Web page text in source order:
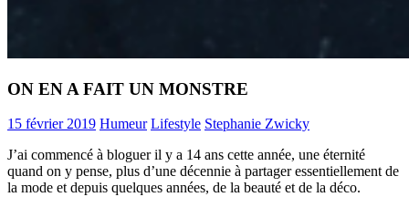
ON EN A FAIT UN MONSTRE
15 février 2019 Humeur Lifestyle Stephanie Zwicky
J’ai commencé à bloguer il y a 14 ans cette année, une éternité
quand on y pense, plus d’une décennie à partager essentiellement de
la mode et depuis quelques années, de la beauté et de la déco.